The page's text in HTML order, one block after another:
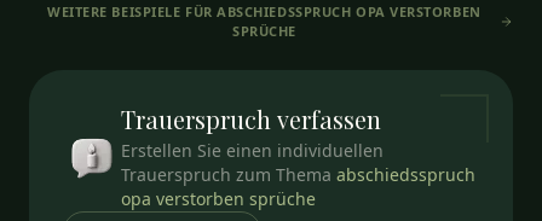
WEITERE BEISPIELE FÜRABSCHIEDSSPRUCH OPA VERSTORBEN
SPRÜCHE
Trauerspruch verfassen
Erstellen Sie einen individuellen
Trauerspruch zum Thema abschiedsspruch
opa verstorben sprüche